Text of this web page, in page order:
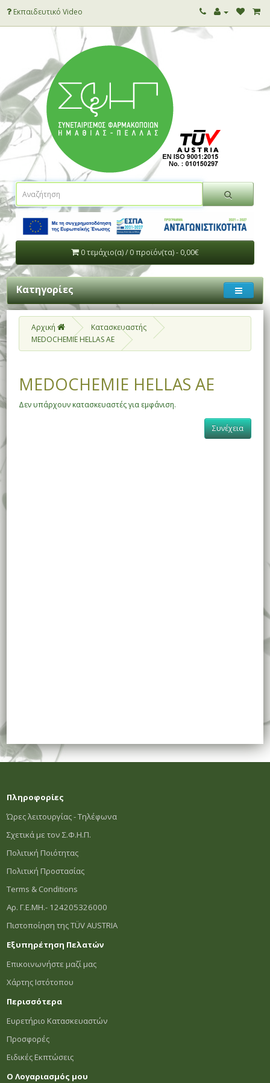
Εκπαιδευτικό Video
0 τεμάχιο(α) / 0 προϊόν(τα) - 0,00€
Κατηγορίες
Αρχική
Κατασκευαστής
MEDOCHEMIE HELLAS AE
MEDOCHEMIE HELLAS AE
Δεν υπάρχουν κατασκευαστές για εμφάνιση.
Συνέχεια
Πληροφορίες
Ώρες λειτουργίας - Τηλέφωνα
Σχετικά με τον Σ.Φ.Η.Π.
Πολιτική Ποιότητας
Πολιτική Προστασίας
Terms & Conditions
Αρ. Γ.Ε.ΜΗ.- 124205326000
Πιστοποίηση της TÜV AUSTRIA
Εξυπηρέτηση Πελατών
Επικοινωνήστε μαζί μας
Χάρτης Ιστότοπου
Περισσότερα
Ευρετήριο Κατασκευαστών
Προσφορές
Ειδικές Εκπτώσεις
Ο Λογαριασμός μου